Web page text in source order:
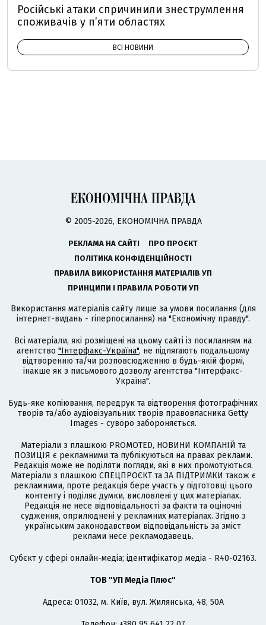
Російські атаки спричинили знеструмлення
споживачів у п’яти областях
ВСІ НОВИНИ
© 2005-2026, ЕКОНОМІЧНА ПРАВДА
РЕКЛАМА НА САЙТІ
ПРО ПРОЄКТ
ПОЛІТИКА КОНФІДЕНЦІЙНОСТІ
ПРАВИЛА ВИКОРИСТАННЯ МАТЕРІАЛІВ УП
ПРИНЦИПИ І ПРАВИЛА РОБОТИ УП
Використання матеріалів сайту лише за умови посилання (для
інтернет-видань - гіперпосилання) на "Економічну правду".
Всі матеріали, які розміщені на цьому сайті із посиланням на
агентство "Інтерфакс-Україна", не підлягають подальшому
відтворенню та/чи розповсюдженню в будь-якій формі,
інакше як з письмового дозволу агентства "Інтерфакс-
Україна".
Будь-яке копіювання, передрук та відтворення фотографічних
творів та/або аудіовізуальних творів правовласника Getty
Images - суворо забороняється.
Матеріали з плашкою PROMOTED, НОВИНИ КОМПАНІЙ та
ПОЗИЦІЯ є рекламними та публікуються на правах реклами.
Редакція може не поділяти погляди, які в них промотуються.
Матеріали з плашкою СПЕЦПРОЄКТ та ЗА ПІДТРИМКИ також є
рекламними, проте редакція бере участь у підготовці цього
контенту і поділяє думки, висловлені у цих матеріалах.
Редакція не несе відповідальності за факти та оціночні
судження, оприлюднені у рекламних матеріалах. Згідно з
українським законодавством відповідальність за зміст
реклами несе рекламодавець.
Cубєкт у сфері онлайн-медіа; ідентифікатор медіа - R40-02163.
ТОВ "УП Медіа Плюс"
Адреса: 01032, м. Київ, вул. Жилянська, 48, 50А